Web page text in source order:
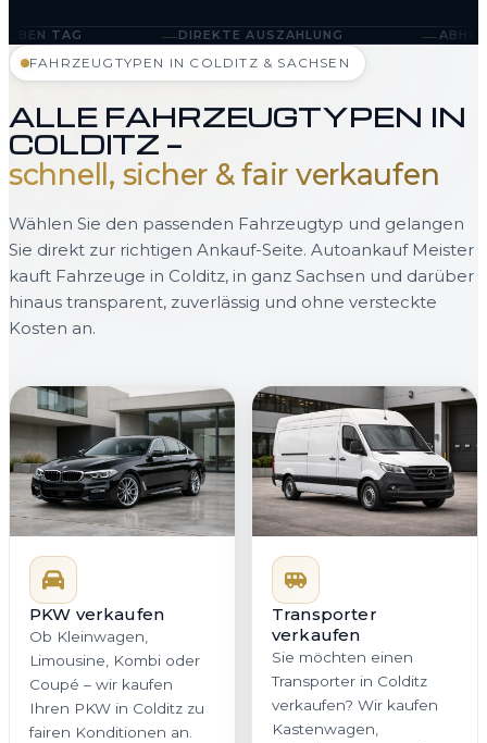
—DIREKTE AUSZAHLUNG —ABHOLUNG IN
FAHRZEUGTYPEN IN COLDITZ & SACHSEN
ALLE FAHRZEUGTYPEN IN
COLDITZ —
schnell, sicher & fair verkaufen
Wählen Sie den passenden Fahrzeugtyp und gelangen
Sie direkt zur richtigen Ankauf-Seite. Autoankauf Meister
kauft Fahrzeuge in Colditz, in ganz Sachsen und darüber
hinaus transparent, zuverlässig und ohne versteckte
Kosten an.
PKW verkaufen
Ob Kleinwagen,
Limousine, Kombi oder
Coupé – wir kaufen
Ihren PKW in Colditz zu
fairen Konditionen an.
Transporter
verkaufen
Sie möchten einen
Transporter in Colditz
verkaufen? Wir kaufen
Kastenwagen,